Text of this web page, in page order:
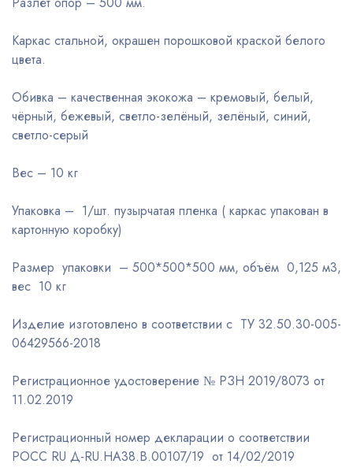
Каркас стальной, окрашен порошковой краской белого
цвета.
Обивка – качественная экокожа – кремовый, белый,
чёрный, бежевый, светло-зелёный, зелёный, синий,
светло-серый
Вес – 10 кг
Упаковка – 1/шт. пузырчатая пленка ( каркас упакован в
картонную коробку)
Размер упаковки – 500*500*500 мм, объём 0,125 м3,
вес 10 кг
Изделие изготовлено в соответствии с ТУ 32.50.30-005-
06429566-2018
Регистрационное удостоверение № РЗН 2019/8073 от
11.02.2019
Регистрационный номер декларации о соответствии
РОСС RU Д-RU.НА38.В.00107/19 от 14/02/2019